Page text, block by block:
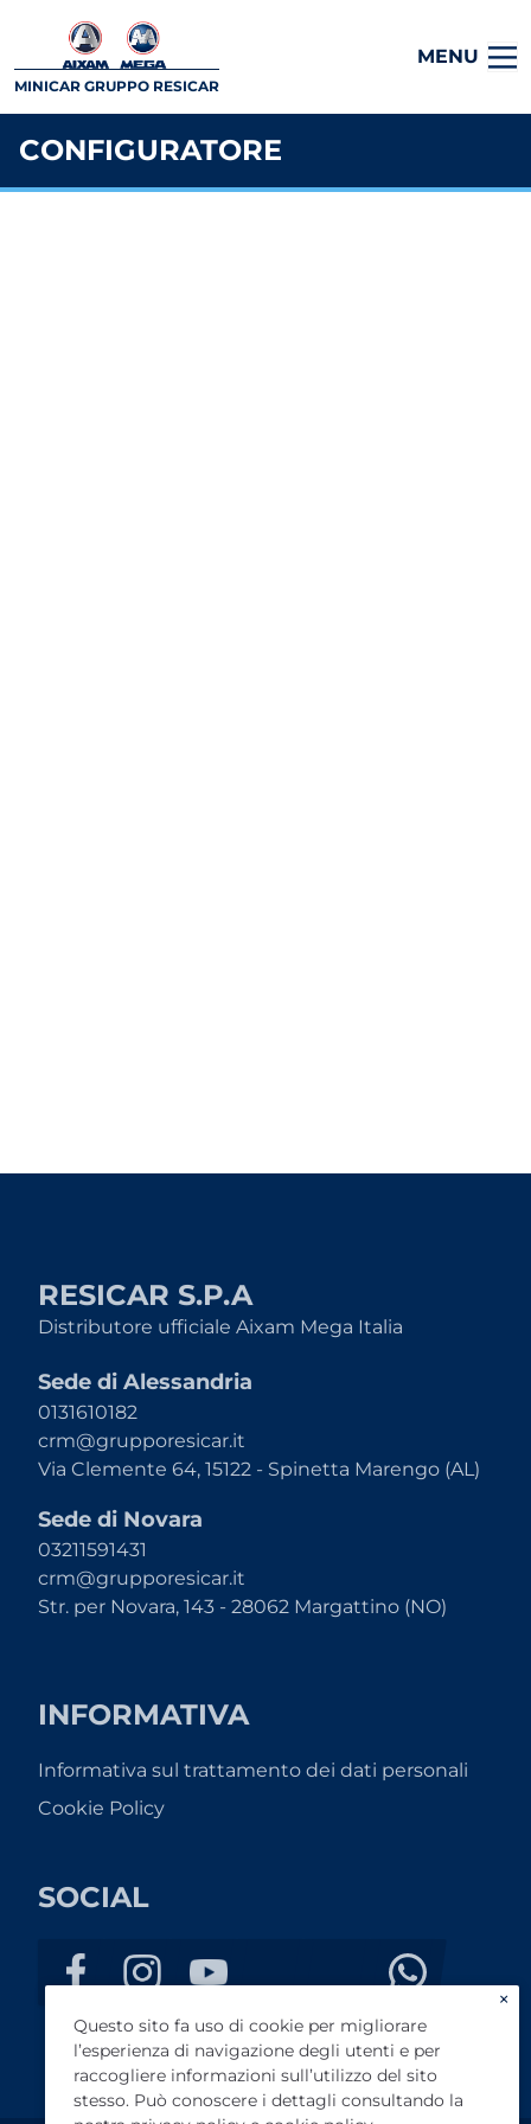
MINICAR GRUPPO RESICAR
MENU
CONFIGURATORE
RESICAR S.P.A
Distributore ufficiale Aixam Mega Italia
Sede di Alessandria
0131610182
crm@grupporesicar.it
Via Clemente 64, 15122 - Spinetta Marengo (AL)
Sede di Novara
03211591431
crm@grupporesicar.it
Str. per Novara, 143 - 28062 Margattino (NO)
INFORMATIVA
Informativa sul trattamento dei dati personali
Cookie Policy
SOCIAL
×
Questo sito fa uso di cookie per migliorare
l’esperienza di navigazione degli utenti e per
raccogliere informazioni sull’utilizzo del sito
stesso. Può conoscere i dettagli consultando la